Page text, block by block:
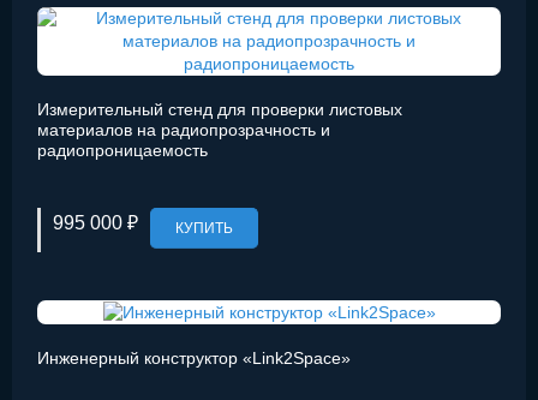
Измерительный стенд для проверки листовых
материалов на радиопрозрачность и
радиопроницаемость
995 000 ₽ КУПИТЬ
Инженерный конструктор «Link2Space»